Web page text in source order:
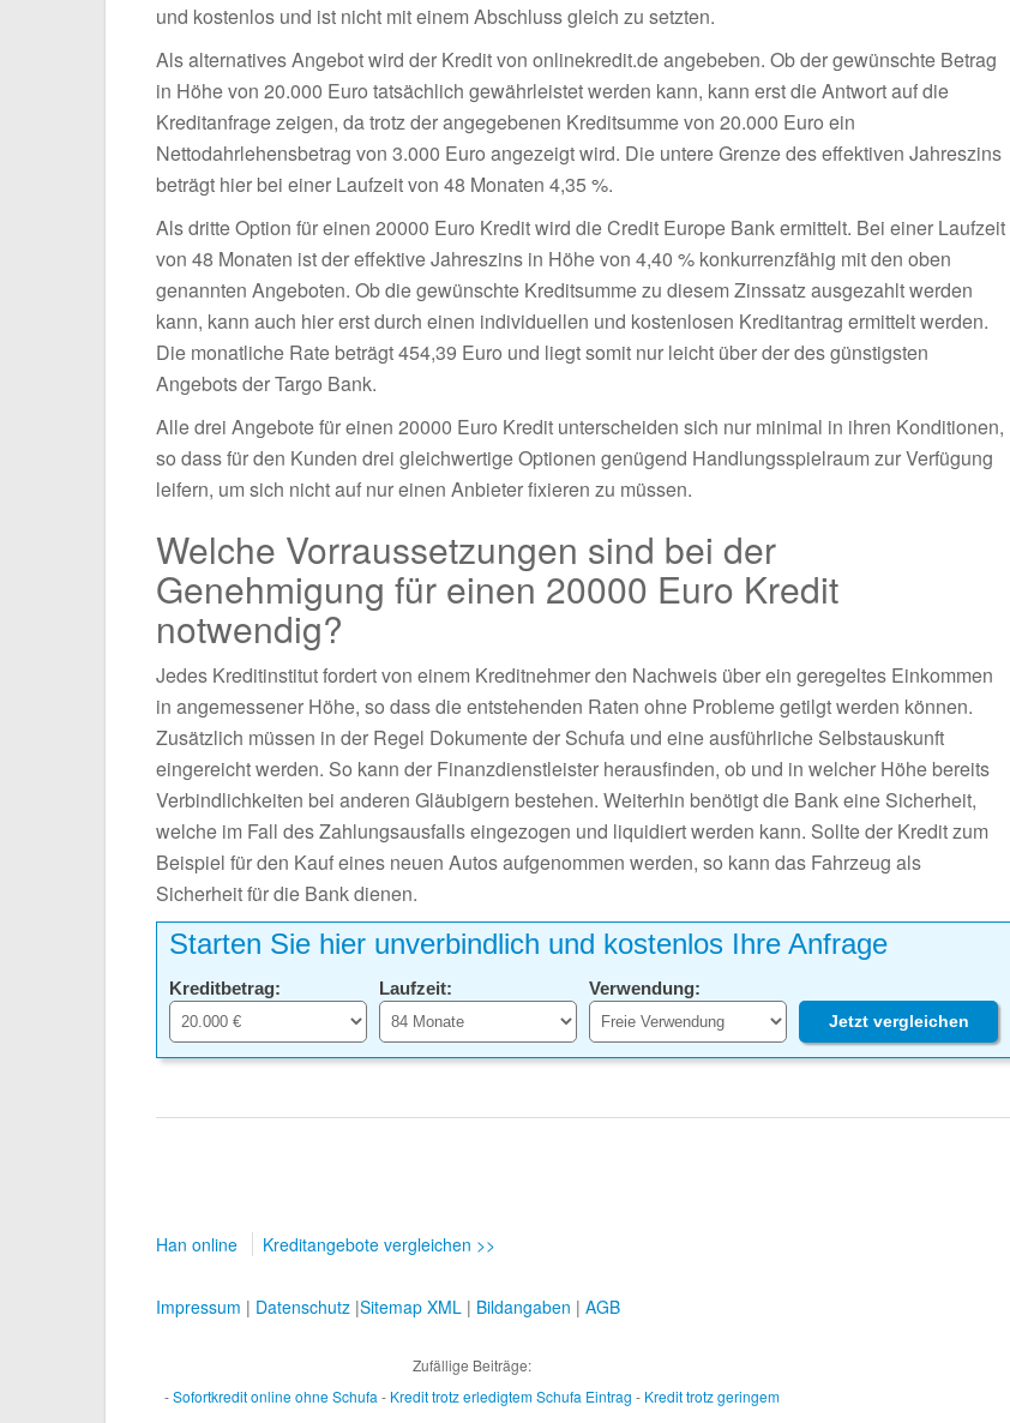
und kostenlos und ist nicht mit einem Abschluss gleich zu setzten.
Als alternatives Angebot wird der Kredit von onlinekredit.de angebeben. Ob der gewünschte Betrag
in Höhe von 20.000 Euro tatsächlich gewährleistet werden kann, kann erst die Antwort auf die
Kreditanfrage zeigen, da trotz der angegebenen Kreditsumme von 20.000 Euro ein
Nettodahrlehensbetrag von 3.000 Euro angezeigt wird. Die untere Grenze des effektiven Jahreszins
beträgt hier bei einer Laufzeit von 48 Monaten 4,35 %.
Als dritte Option für einen 20000 Euro Kredit wird die Credit Europe Bank ermittelt. Bei einer Laufzeit
von 48 Monaten ist der effektive Jahreszins in Höhe von 4,40 % konkurrenzfähig mit den oben
genannten Angeboten. Ob die gewünschte Kreditsumme zu diesem Zinssatz ausgezahlt werden
kann, kann auch hier erst durch einen individuellen und kostenlosen Kreditantrag ermittelt werden.
Die monatliche Rate beträgt 454,39 Euro und liegt somit nur leicht über der des günstigsten
Angebots der Targo Bank.
Alle drei Angebote für einen 20000 Euro Kredit unterscheiden sich nur minimal in ihren Konditionen,
so dass für den Kunden drei gleichwertige Optionen genügend Handlungsspielraum zur Verfügung
leifern, um sich nicht auf nur einen Anbieter fixieren zu müssen.
Welche Vorraussetzungen sind bei der
Genehmigung für einen 20000 Euro Kredit
notwendig?
Jedes Kreditinstitut fordert von einem Kreditnehmer den Nachweis über ein geregeltes Einkommen
in angemessener Höhe, so dass die entstehenden Raten ohne Probleme getilgt werden können.
Zusätzlich müssen in der Regel Dokumente der Schufa und eine ausführliche Selbstauskunft
eingereicht werden. So kann der Finanzdienstleister herausfinden, ob und in welcher Höhe bereits
Verbindlichkeiten bei anderen Gläubigern bestehen. Weiterhin benötigt die Bank eine Sicherheit,
welche im Fall des Zahlungsausfalls eingezogen und liquidiert werden kann. Sollte der Kredit zum
Beispiel für den Kauf eines neuen Autos aufgenommen werden, so kann das Fahrzeug als
Sicherheit für die Bank dienen.
Starten Sie hier unverbindlich und kostenlos Ihre Anfrage
Kreditbetrag: Laufzeit: Verwendung:
Jetzt vergleichen
Han online Kreditangebote vergleichen >>
Impressum | Datenschutz |Sitemap XML | Bildangaben | AGB
Zufällige Beiträge:
-Sofortkredit online ohne Schufa - Kredit trotz erledigtem Schufa Eintrag - Kredit trotz geringem